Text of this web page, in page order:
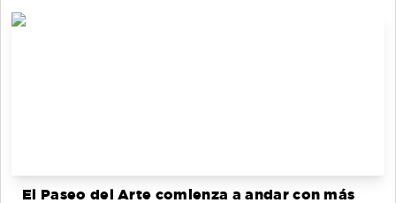
El Paseo del Arte comienza a andar con más